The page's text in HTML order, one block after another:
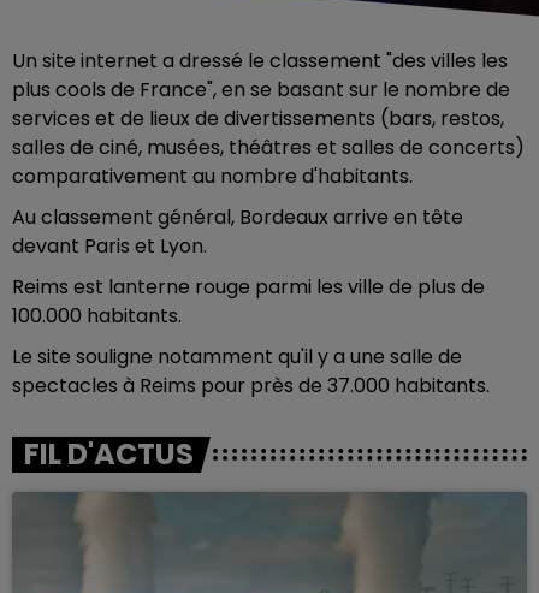
Un site internet a dressé le classement "des villes les
plus cools de France", en se basant sur le nombre de
services et de lieux de divertissements (bars, restos,
salles de ciné, musées, théâtres et salles de concerts)
comparativement au nombre d'habitants.
Au classement général, Bordeaux arrive en tête
devant Paris et Lyon.
Reims est lanterne rouge parmi les ville de plus de
100.000 habitants.
Le site souligne notamment qu'il y a une salle de
spectacles à Reims pour près de 37.000 habitants.
FIL D'ACTUS